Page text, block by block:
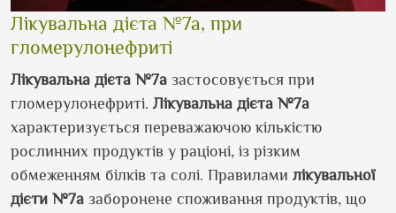
Лікувальна дієта №7а, при
гломерулонефриті
Лікувальна дієта №7а застосовується при
гломерулонефриті. Лікувальна дієта №7а
характеризується переважаючою кількістю
рослинних продуктів у раціоні, із різким
обмеженням білків та солі. Правилами лікувальної
дієти №7а заборонене споживання продуктів, що